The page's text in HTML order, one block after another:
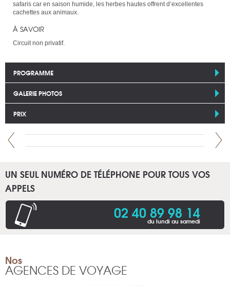
safaris car en saison humide, les herbes hautes offrent d’excellentes
cachettes aux animaux.
À SAVOIR
Circuit non privatif.
PROGRAMME
GALERIE PHOTOS
PRIX
UN SEUL NUMÉRO DE TÉLÉPHONE POUR TOUS VOS
APPELS
02 40 89 98 14
du lundi au samedi
Nos
AGENCES DE VOYAGE